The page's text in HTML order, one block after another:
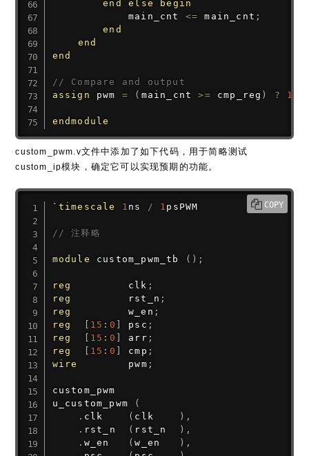
end else
begin
            main_cnt
<= main_cnt ;
end
end
end
// Compare and output
assign
pwm = ( main_cnt >= cmp_reg ) ?
endmodule
custom_pwm.v文件中添加了如下代码，用于简略测试
custom_ip模块，确定它可以实现预期的功能。
`timescale 1 ns / 1 psPWM
// 注释略
module custom_pwm_tb ( ) ;
reg
         clk
;
reg
         rst_n
;
reg
         w_en
;
reg
15 : 0 psc ;
reg
15 : 0 arr ;
reg
15 : 0 cmp ;
wire
        pwm
;
custom_pwm
u_custom_pwm
(
. clk ( clk ) ,
. rst_n ( rst_n ) ,
. w_en (w_en ) ,
COPY